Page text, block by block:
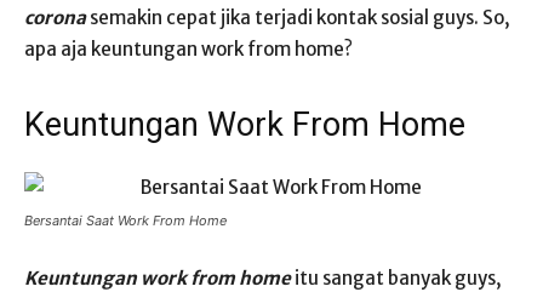
coronasemakin cepat jika terjadi kontak sosial guys. So,
apa aja keuntungan work from home?
Keuntungan Work From Home
Bersantai Saat Work From Home
Keuntungan work from homeitu sangat banyak guys,